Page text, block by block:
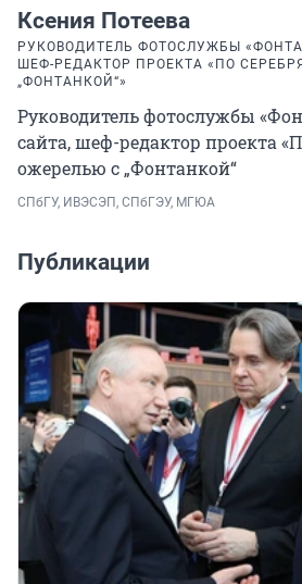
Ксения Потеева
РУКОВОДИТЕЛЬ ФОТОСЛУЖБЫ
ШЕФ-РЕДАКТОР ПРОЕКТА «ПО
„ФОНТАНКОЙ“»
Руководитель фотослужбы
сайта, шеф-редактор проекта
ожерелью с „Фонтанкой“
СПбГУ, ИВЭСЭП, СПбГЭУ, МГЮА
Публикации